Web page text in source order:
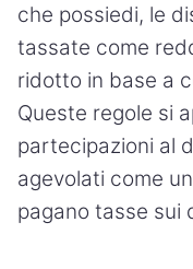
che possiedi, le
tassate come
ridotto in base a
Queste regole si
partecipazioni al
agevolati come
pagano tasse sui